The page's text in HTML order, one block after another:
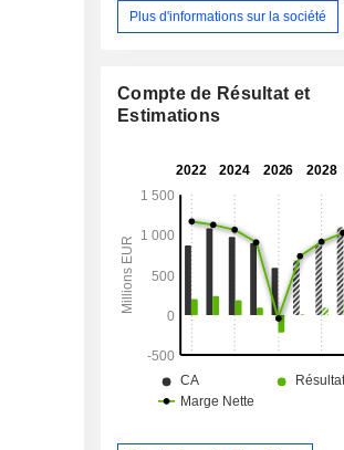
de centres de R&D et de bureaux
en Europe, aux Etats-Unis et en Asie.
Plus d'informations sur la société
Compte de Résultat et
Estimations